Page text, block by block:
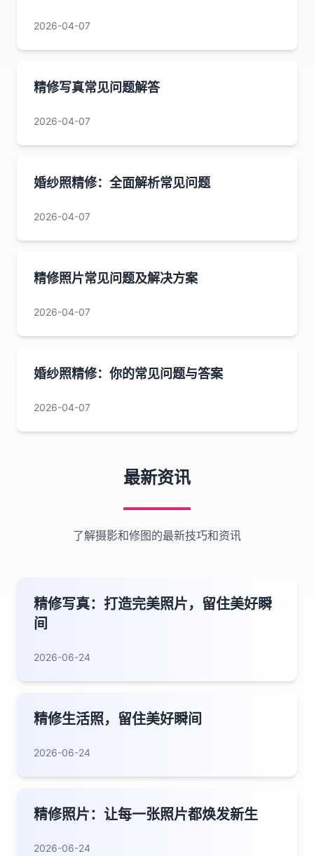
2026-04-07
精修写真常见问题解答
2026-04-07
婚纱照精修：全面解析常见问题
2026-04-07
精修照片常见问题及解决方案
2026-04-07
婚纱照精修：你的常见问题与答案
2026-04-07
最新资讯
了解摄影和修图的最新技巧和资讯
精修写真：打造完美照片，留住美好瞬
间
2026-06-24
精修生活照，留住美好瞬间
2026-06-24
精修照片：让每一张照片都焕发新生
2026-06-24